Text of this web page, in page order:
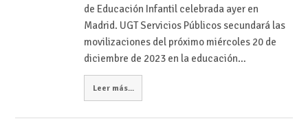
de Educación Infantil celebrada ayer en
Madrid. UGT Servicios Públicos secundará las
movilizaciones del próximo miércoles 20 de
diciembre de 2023 en la educación…
Leer más...